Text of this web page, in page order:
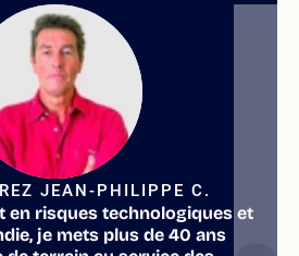
JEAN-PHILIPPE C.
en risques technologiques et
je mets plus de 40 ans